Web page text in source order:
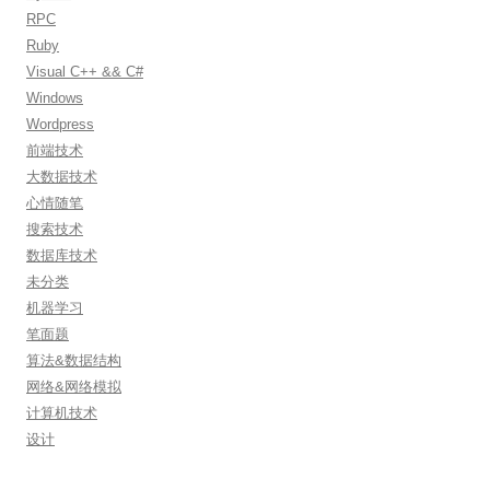
RPC
Ruby
Visual C++ && C#
Windows
Wordpress
前端技术
大数据技术
心情随笔
搜索技术
数据库技术
未分类
机器学习
笔面题
算法&数据结构
网络&网络模拟
计算机技术
设计